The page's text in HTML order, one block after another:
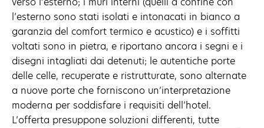
l’esterno sono stati isolati e intonacati in bianco a
garanzia del comfort termico e acustico) e i soffitti
voltati sono in pietra, e riportano ancora i segni e i
disegni intagliati dai detenuti; le autentiche porte
delle celle, recuperate e ristrutturate, sono alternate
a nuove porte che forniscono un’interpretazione
moderna per soddisfare i requisiti dell’hotel.
L’offerta presuppone soluzioni differenti, tutte